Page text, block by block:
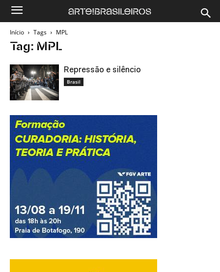
Início Tags MPL
Tag: MPL
Repressão e silêncio
Brasil